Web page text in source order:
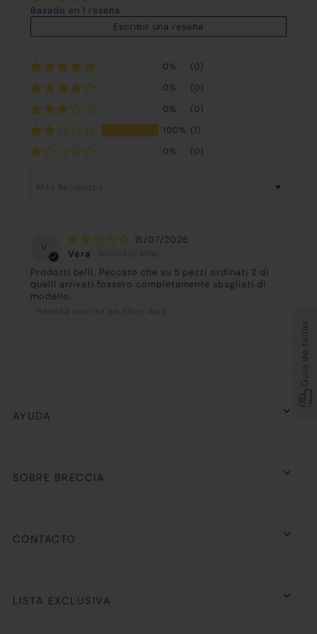
Basado en 1 reseña
Escribir una reseña
0%
(0)
0%
(0)
0%
(0)
100% (1)
0%
(0)
V
15/07/2026
Vera
Prodotti belli. Peccato che su 5 pezzi ordinati 2 di
quelli arrivati fossero completamente sbagliati di
modello.
AYUDA
SOBRE BRECCIA
CONTACTO
LISTA EXCLUSIVA
Guía de tallas